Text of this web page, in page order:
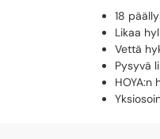
18
Likaa
Vettä
Pysyvä
HOYA:n